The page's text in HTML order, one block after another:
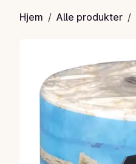
Hjem / Alle produkter /
Riskaker